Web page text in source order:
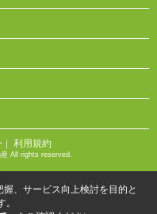
｜ 利用規約
All rights reserved.
、サービス向上検討を目的と